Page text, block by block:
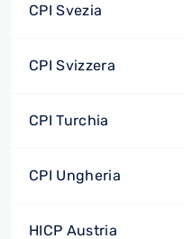
CPI Svezia
CPI Svizzera
CPI Turchia
CPI Ungheria
HICP Austria